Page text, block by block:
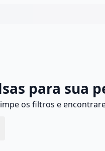
para sua
os filtros e